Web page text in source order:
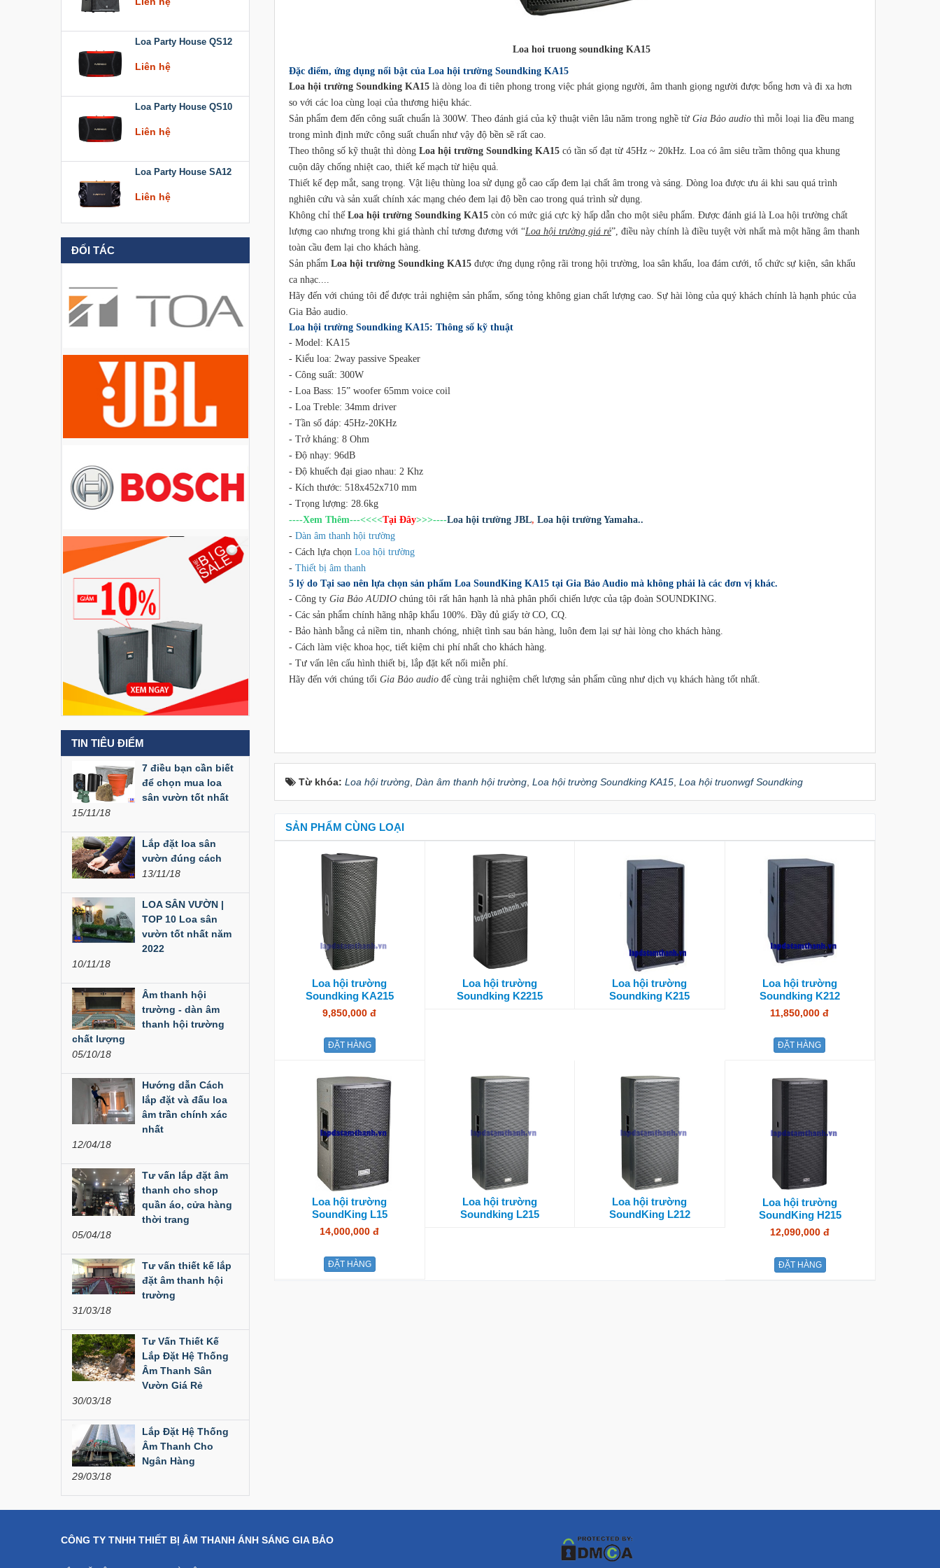
Loa Party House QS12
Liên hệ
Loa Party House QS10
Liên hệ
Loa Party House SA12
Liên hệ
Loa Party House KT510
Liên hệ
Loa Party House PH12
Liên hệ
Loa Party House PH10
Loa Party House AP12
Loa Party House AP10
Liên hệ
Loa Party House MF15
Liên hệ
Loa Party House MF12
Liên hệ
Liên hệ
Liên hệ
Liên hệ
Đèn Led Moving 108
Liên hệ
Đèn Moving Beam
350W
Đèn Moving Beam 230
Plus
Liên hệ
Liên hệ
Cục đẩy công suất
Liên hệ
Dàn âm thanh hội
200,000,000 đ
Bàn Mixer
Allen&Heath...
Bàn Mixer
Allen&Heath...
ĐỐI TÁC
TIN TIÊU ĐIỂM
7 điều bạn cần biết
để chọn mua loa
sân vườn tốt nhất
15/11/18
Lắp đặt loa sân
vườn đúng cách
13/11/18
LOA SÂN VƯỜN |
TOP 10 Loa sân
vườn tốt nhất năm
2022
10/11/18
Âm thanh hội
trường - dàn âm
thanh hội trường
chất lượng
05/10/18
Hướng dẫn Cách
lắp đặt và đấu loa
âm trần chính xác
nhất
12/04/18
Tư vấn lắp đặt âm
thanh cho shop
quần áo, cửa hàng
thời trang
05/04/18
Tư vấn thiết kế lắp
đặt âm thanh hội
trường
31/03/18
Tư Vấn Thiết Kế
Lắp Đặt Hệ Thống
Âm Thanh Sân
Vườn Giá Rẻ
30/03/18
Lắp Đặt Hệ Thống
Âm Thanh Cho
Ngân Hàng
29/03/18
Loa hoi truong soundking KA15
Đặc điểm, ứng dụng nổi bật của Loa hội trường Soundking KA15
Loa hội trường Soundking KA15 là dòng loa đi tiên phong trong việc phát giọng người, âm thanh giọng người được bổng hơn và đi xa hơn
so với các loa cùng loại của thương hiệu khác.
Sản phẩm đem đến công suất chuẩn là 300W. Theo đánh giá của kỹ thuật viên lâu năm trong nghề từ Gia Bảo audio thì mỗi loại lia đều mang
trong mình định mức công suất chuẩn như vậy độ bền sẽ rất cao.
Theo thông số kỹ thuật thì dòng Loa hội trường Soundking KA15 có tần số đạt từ 45Hz ~ 20kHz. Loa có âm siêu trầm thông qua khung
cuộn dây chống nhiệt cao, thiết kế mạch từ hiệu quả.
Thiết kế đẹp mắt, sang trọng. Vật liệu thùng loa sử dụng gỗ cao cấp đem lại chất âm trong và sáng. Dòng loa được ưu ái khi sau quá trình
nghiên cứu và sản xuất chính xác mạng chéo đem lại độ bền cao trong quá trình sử dụng.
Không chỉ thế Loa hội trường Soundking KA15 còn có mức giá cực kỳ hấp dẫn cho một siêu phẩm. Được đánh giá là Loa hội trường chất
lượng cao nhưng trong khi giá thành chỉ tương đương với “Loa hội trường giá rẻ”, điều này chính là điều tuyệt vời nhất mà một hãng âm thanh
toàn cầu đem lại cho khách hàng.
Sản phẩm Loa hội trường Soundking KA15 được ứng dụng rộng rãi trong hội trường, loa sân khấu, loa đám cưới, tổ chức sự kiện, sân khấu
ca nhạc....
Hãy đến với chúng tôi để được trải nghiệm sản phẩm, sống tỏng không gian chất lượng cao. Sự hài lòng của quý khách chính là hạnh phúc của
Gia Bảo audio.
Loa hội trường Soundking KA15: Thông số kỹ thuật
- Model: KA15
- Kiểu loa: 2way passive Speaker
- Công suất: 300W
- Loa Bass: 15” woofer 65mm voice coil
- Loa Treble: 34mm driver
- Tần số đáp: 45Hz-20KHz
- Trở kháng: 8 Ohm
- Độ nhạy: 96dB
- Độ khuếch đại giao nhau: 2 Khz
- Kích thước: 518x452x710 mm
- Trọng lượng: 28.6kg
----Xem Thêm---<<<<Tại Đây>>>----Loa hội trường JBL, Loa hội trường Yamaha..
- Dàn âm thanh hội trường
- Cách lựa chọn Loa hội trường
- Thiết bị âm thanh
5 lý do Tại sao nên lựa chọn sản phẩm Loa SoundKing KA15 tại Gia Bảo Audio mà không phải là các đơn vị khác.
- Công ty Gia Bảo AUDIO chúng tôi rất hân hạnh là nhà phân phối chiến lược của tập đoàn SOUNDKING.
- Các sản phẩm chính hãng nhập khẩu 100%. Đầy đủ giấy tờ CO, CQ.
- Bảo hành bằng cả niềm tin, nhanh chóng, nhiệt tình sau bán hàng, luôn đem lại sự hài lòng cho khách hàng.
- Cách làm việc khoa học, tiết kiệm chi phí nhất cho khách hàng.
- Tư vấn lên cấu hình thiết bị, lắp đặt kết nối miễn phí.
Hãy đến với chúng tối Gia Bảo audio để cùng trải nghiệm chết lượng sản phẩm cũng như dịch vụ khách hàng tốt nhất.
Từ khóa: Loa hội trường Dàn âm thanh hội trường Loa hội trường Soundking KA15 Loa hội truonwgf Soundking
SẢN PHẨM CÙNG LOẠI
Loa hội trường
Soundking KA215
9,850,000 đ
ĐẶT HÀNG
Loa hội trường
Soundking K2215
Loa hội trường
Soundking K215
Loa hội trường
Soundking K212
11,850,000 đ
ĐẶT HÀNG
Loa hội trường
SoundKing L15
14,000,000 đ
ĐẶT HÀNG
Loa hội trường
Soundking L215
Loa hội trường
SoundKing L212
Loa hội trường
SoundKing H215
12,090,000 đ
ĐẶT HÀNG
CÔNG TY TNHH THIẾT BỊ ÂM THANH ÁNH SÁNG GIA BẢO